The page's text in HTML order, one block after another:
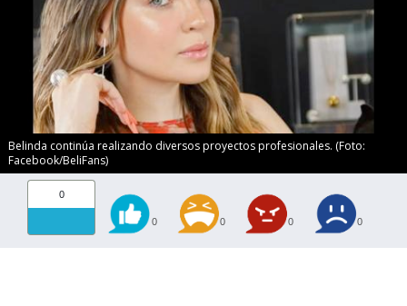
Belinda continúa realizando diversos proyectos profesionales. (Foto:
Facebook/BeliFans)
0
0 0 0 0